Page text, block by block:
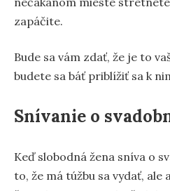
zapáčite.
Bude sa vám zdať, že je to
budete sa báť priblížiť sa k
Snívanie o
Keď slobodná žena sníva o
to, že má túžbu sa vydať, ale